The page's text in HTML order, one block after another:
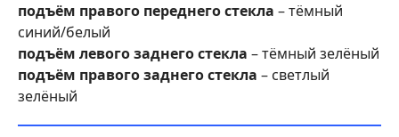
подъём правого переднего стекла – тёмный
синий/белый
подъём левого заднего стекла – тёмный зелёный
подъём правого заднего стекла – светлый
зелёный